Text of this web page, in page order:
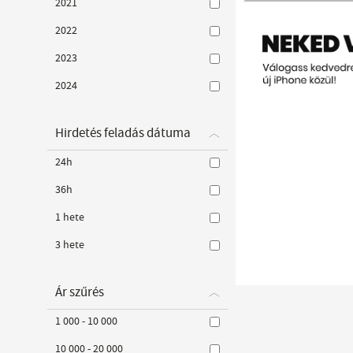
2021
2022
2023
2024
Hirdetés feladás dátuma
24h
36h
1 hete
3 hete
Ár szűrés
1 000 - 10 000
10 000 - 20 000